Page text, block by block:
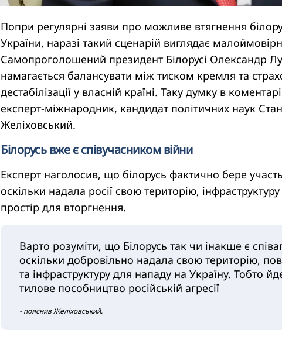
Попри регулярні заяви про можливе втягнення
України, наразі такий сценарій виглядає
Самопроголошений президент Білорусі Олександр
намагається балансувати між тиском кремля та
дестабілізації у власній країні. Таку думку в
експерт-міжнародник, кандидат політичних наук
Желіховський.
Білорусь вже є співучасником війни
Експерт наголосив, що білорусь фактично бере
оскільки надала росії свою територію,
простір для вторгнення.
Варто розуміти, що Білорусь так чи інакше є
оскільки добровільно надала свою територію,
та інфраструктуру для нападу на Україну. Тобто
тилове пособництво російській агресії
- пояснив Желіховський.